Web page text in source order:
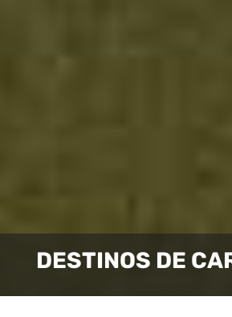
DESTINOS DE